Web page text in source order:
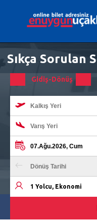
Sıkça Sorulan
Gidiş-Dönüş
1 Yolcu, Ekonomi